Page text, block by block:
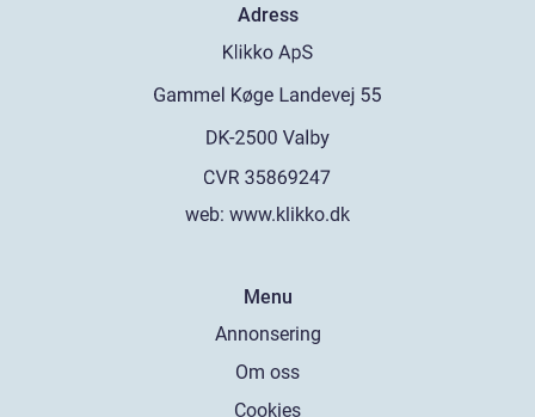
Adress
web: www.klikko.dk
Menu
Annonsering
Om oss
Cookies